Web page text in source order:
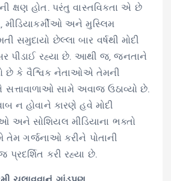
ક્ષણ હોત. પરંતુ વાસ્તવિકતા એ છે
મીડિયાકર્મીઓ અને મુસ્લિમ
સમુદાયો છેલ્લા બાર વર્ષથી મોદી
પીડાઈ રહ્યા છે. આથી જ, જનતાને
છે કે વૈશ્વિક નેતાઓએ તેમની
સામે અવાજ ઉઠાવ્યો છે.
ન હોવાને કારણે હવે મોદી
અને સોશિયલ મીડિયાના ભક્તો
ગર્જનાઓ કરીને પોતાની
કરી રહ્યા છે.